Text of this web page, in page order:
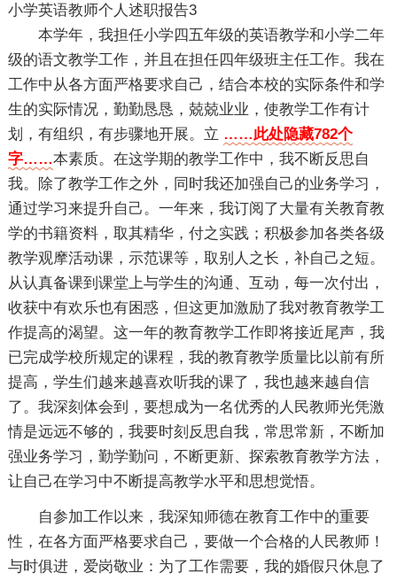
小学英语教师个人述职报告3
本学年，我担任小学四五年级的英语教学和小学二年
级的语文教学工作，并且在担任四年级班主任工作。我在
工作中从各方面严格要求自己，结合本校的实际条件和学
生的实际情况，勤勤恳恳，兢兢业业，使教学工作有计
划，有组织，有步骤地开展。立 ……此处隐藏782个
字……本素质。在这学期的教学工作中，我不断反思自
我。除了教学工作之外，同时我还加强自己的业务学习，
通过学习来提升自己。一年来，我订阅了大量有关教育教
学的书籍资料，取其精华，付之实践；积极参加各类各级
教学观摩活动课，示范课等，取别人之长，补自己之短。
从认真备课到课堂上与学生的沟通、互动，每一次付出，
收获中有欢乐也有困惑，但这更加激励了我对教育教学工
作提高的渴望。这一年的教育教学工作即将接近尾声，我
已完成学校所规定的课程，我的教育教学质量比以前有所
提高，学生们越来越喜欢听我的课了，我也越来越自信
了。我深刻体会到，要想成为一名优秀的人民教师光凭激
情是远远不够的，我要时刻反思自我，常思常新，不断加
强业务学习，勤学勤问，不断更新、探索教育教学方法，
让自己在学习中不断提高教学水平和思想觉悟。
自参加工作以来，我深知师德在教育工作中的重要
性，在各方面严格要求自己，要做一个合格的人民教师！
与时俱进，爱岗敬业：为了工作需要，我的婚假只休息了